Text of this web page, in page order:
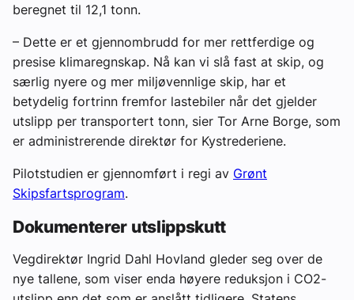
beregnet til 12,1 tonn.
– Dette er et gjennombrudd for mer rettferdige og
presise klimaregnskap. Nå kan vi slå fast at skip, og
særlig nyere og mer miljøvennlige skip, har et
betydelig fortrinn fremfor lastebiler når det gjelder
utslipp per transportert tonn, sier Tor Arne Borge, som
er administrerende direktør for Kystrederiene.
Pilotstudien er gjennomført i regi av Grønt
Skipsfartsprogram.
Dokumenterer utslippskutt
Vegdirektør Ingrid Dahl Hovland gleder seg over de
nye tallene, som viser enda høyere reduksjon i CO2-